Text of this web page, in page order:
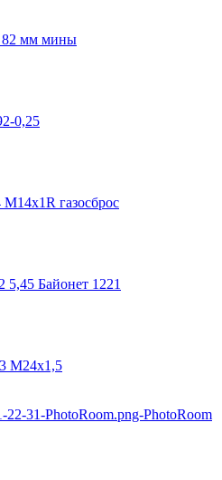
82 мм мины
0,25
газосброс
Байонет 1221
М24х1,5